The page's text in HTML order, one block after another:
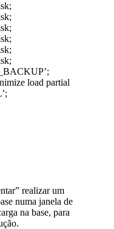
load partial
realizar um
numa janela de
na base, para